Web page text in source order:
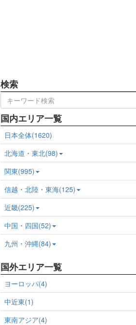
検索
国内エリア一覧
日本全体(1620)
北海道・東北(98)
関東(995)
信越・北陸・東海(125)
近畿(225)
中国・四国(52)
九州・沖縄(84)
国外エリア一覧
ヨーロッパ(4)
中近東(1)
東南アジア(4)